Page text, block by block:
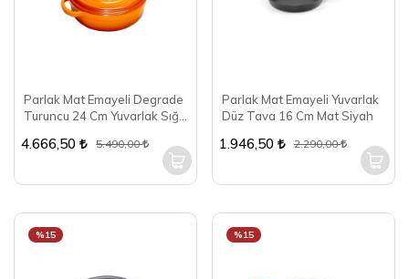
Parlak Mat Emayeli Degrade
Turuncu 24 Cm Yuvarlak Sığ
4.666,50 5.490,00
Parlak Mat Emayeli Yuvarlak
Düz Tava 16 Cm Mat Siyah
1.946,50 2.290,00
%15 %15